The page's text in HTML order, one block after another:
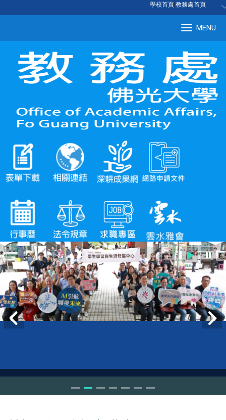
學校首頁 教務處首頁
MENU